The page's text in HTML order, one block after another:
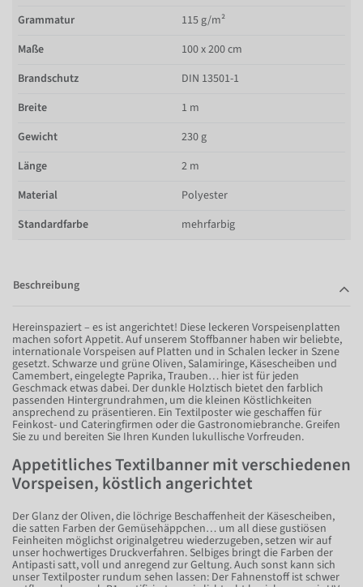
Grammatur
115 g/m²
Maße
100 x 200 cm
Brandschutz
DIN 13501-1
Breite
1 m
Gewicht
230 g
Länge
2 m
Material
Polyester
Standardfarbe
mehrfarbig
Beschreibung
Hereinspaziert – es ist angerichtet! Diese leckeren Vorspeisenplatten
machen sofort Appetit. Auf unserem Stoffbanner haben wir beliebte,
internationale Vorspeisen auf Platten und in Schalen lecker in Szene
gesetzt. Schwarze und grüne Oliven, Salamiringe, Käsescheiben und
Camembert, eingelegte Paprika, Trauben… hier ist für jeden
Geschmack etwas dabei. Der dunkle Holztisch bietet den farblich
passenden Hintergrundrahmen, um die kleinen Köstlichkeiten
ansprechend zu präsentieren. Ein Textilposter wie geschaffen für
Feinkost- und Cateringfirmen oder die Gastronomiebranche. Greifen
Sie zu und bereiten Sie Ihren Kunden lukullische Vorfreuden.
Appetitliches Textilbanner mit verschiedenen
Vorspeisen, köstlich angerichtet
Der Glanz der Oliven, die löchrige Beschaffenheit der Käsescheiben,
die satten Farben der Gemüsehäppchen… um all diese gustiösen
Feinheiten möglichst originalgetreu wiederzugeben, setzen wir auf
unser hochwertiges Druckverfahren. Selbiges bringt die Farben der
Antipasti satt, voll und anregend zur Geltung. Auch sonst kann sich
unser Textilposter rundum sehen lassen: Der Fahnenstoff ist schwer